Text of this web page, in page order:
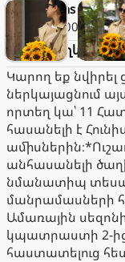
Florans
1.000֏
Արևածաղկի
Կարող եք
ներկայացնում
որտեղ կա՝ 11
հասանելի է
անհասանելի
նմանատիպ
մանրամասների
Ամառային
կպատրաստի 2-
հաստատելուց